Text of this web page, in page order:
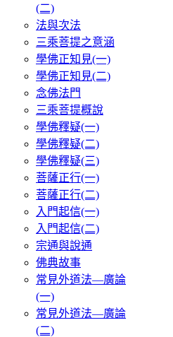
(二)
法與次法
三乘菩提之意涵
學佛正知見(一)
學佛正知見(二)
念佛法門
三乘菩提概說
學佛釋疑(一)
學佛釋疑(二)
學佛釋疑(三)
菩薩正行(一)
菩薩正行(二)
入門起信(一)
入門起信(二)
宗通與說通
佛典故事
常見外道法—廣論
(一)
常見外道法—廣論
(二)